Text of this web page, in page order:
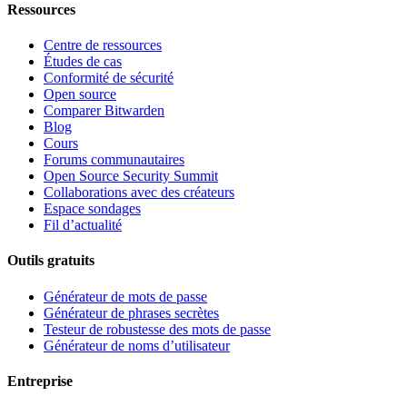
Ressources
Centre de ressources
Études de cas
Conformité de sécurité
Open source
Comparer Bitwarden
Blog
Cours
Forums communautaires
Open Source Security Summit
Collaborations avec des créateurs
Espace sondages
Fil d’actualité
Outils gratuits
Générateur de mots de passe
Générateur de phrases secrètes
Testeur de robustesse des mots de passe
Générateur de noms d’utilisateur
Entreprise